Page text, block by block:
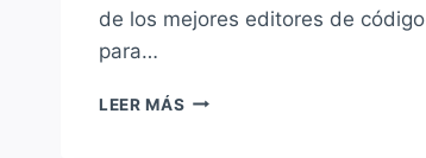
de los mejores editores de código
para…
LEER MÁS LOS